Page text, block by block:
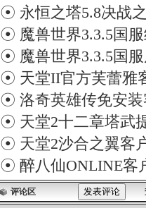
5780
☉ 永恒之塔5.8决战
☉ 魔兽世界3.3.5国
☉ 魔兽世界3.3.5国
☉ 天堂II官方芙蕾雅
☉ 洛奇英雄传免安
☉ 天堂2十二章塔武
☉ 天堂2沙合之翼客
☉ 醉八仙ONLINE客
评论区